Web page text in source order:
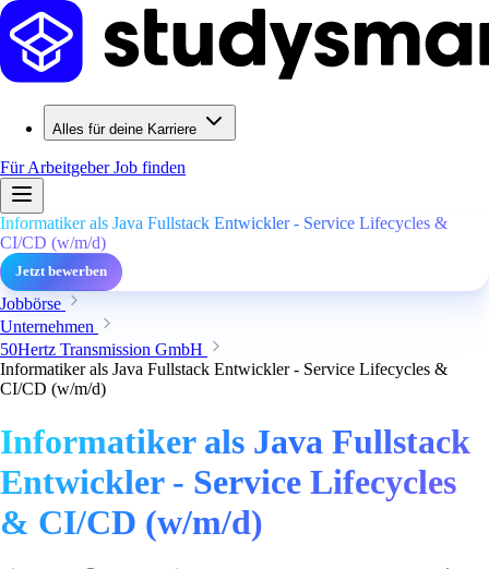
Alles für deine Karriere
Für ArbeitgeberJob finden
Informatiker als Java Fullstack Entwickler - Service Lifecycles &
CI/CD (w/m/d)
Jetzt bewerben
Jobbörse
Unternehmen
50Hertz Transmission GmbH
Informatiker als Java Fullstack Entwickler - Service Lifecycles &
CI/CD (w/m/d)
Informatiker als Java Fullstack
Entwickler - Service Lifecycles
& CI/CD (w/m/d)